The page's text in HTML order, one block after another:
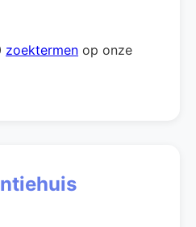
zoektermen op onze